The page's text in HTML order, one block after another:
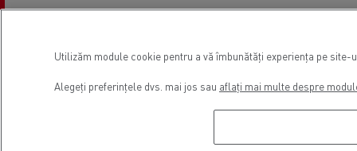
Utilizăm module cookie pentru a vă îmbunătăți experiența pe
Alegeți preferințele dvs. mai jos sau aflați mai multe despre